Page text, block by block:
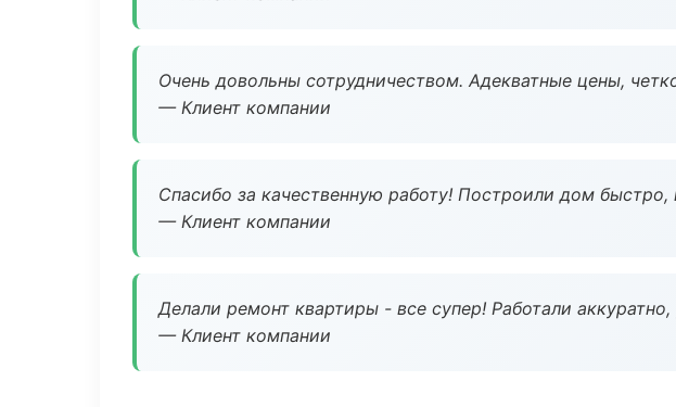
Очень довольны сотрудничеством. Адекватные цены,
— Клиент компании
Спасибо за качественную работу! Построили дом быстро,
— Клиент компании
Делали ремонт квартиры - все супер! Работали
— Клиент компании